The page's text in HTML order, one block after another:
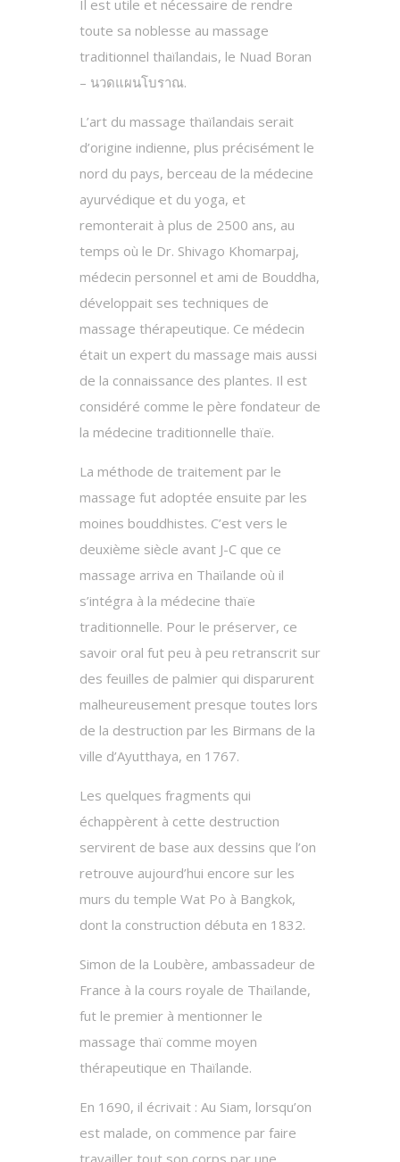
Il est utile et nécessaire de rendre
toute sa noblesse au massage
traditionnel thaïlandais, le Nuad Boran
– นวดแผนโบราณ.
L’art du massage thaïlandais serait
d’origine indienne, plus précisément le
nord du pays, berceau de la médecine
ayurvédique et du yoga, et
remonterait à plus de 2500 ans, au
temps où le Dr. Shivago Khomarpaj,
médecin personnel et ami de Bouddha,
développait ses techniques de
massage thérapeutique. Ce médecin
était un expert du massage mais aussi
de la connaissance des plantes. Il est
considéré comme le père fondateur de
la médecine traditionnelle thaïe.
La méthode de traitement par le
massage fut adoptée ensuite par les
moines bouddhistes. C’est vers le
deuxième siècle avant J-C que ce
massage arriva en Thaïlande où il
s’intégra à la médecine thaïe
traditionnelle. Pour le préserver, ce
savoir oral fut peu à peu retranscrit sur
des feuilles de palmier qui disparurent
malheureusement presque toutes lors
de la destruction par les Birmans de la
ville d’Ayutthaya, en 1767.
Les quelques fragments qui
échappèrent à cette destruction
servirent de base aux dessins que l’on
retrouve aujourd’hui encore sur les
murs du temple Wat Po à Bangkok,
dont la construction débuta en 1832.
Simon de la Loubère, ambassadeur de
France à la cours royale de Thaïlande,
fut le premier à mentionner le
massage thaï comme moyen
thérapeutique en Thaïlande.
En 1690, il écrivait : Au Siam, lorsqu’on
est malade, on commence par faire